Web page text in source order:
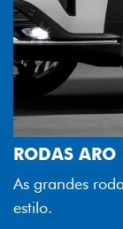
trazem